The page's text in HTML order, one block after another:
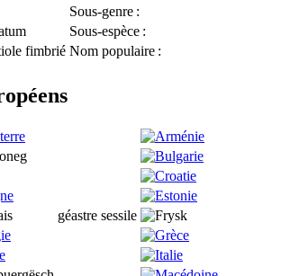
Sous-genre :
Sous-espèce :
fimbrié Nom populaire :
géastre sessile